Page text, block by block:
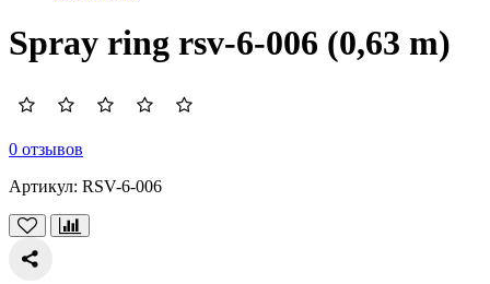
Spray ring rsv-6-006 (0,63 m)
0 отзывов
Артикул: RSV-6-006